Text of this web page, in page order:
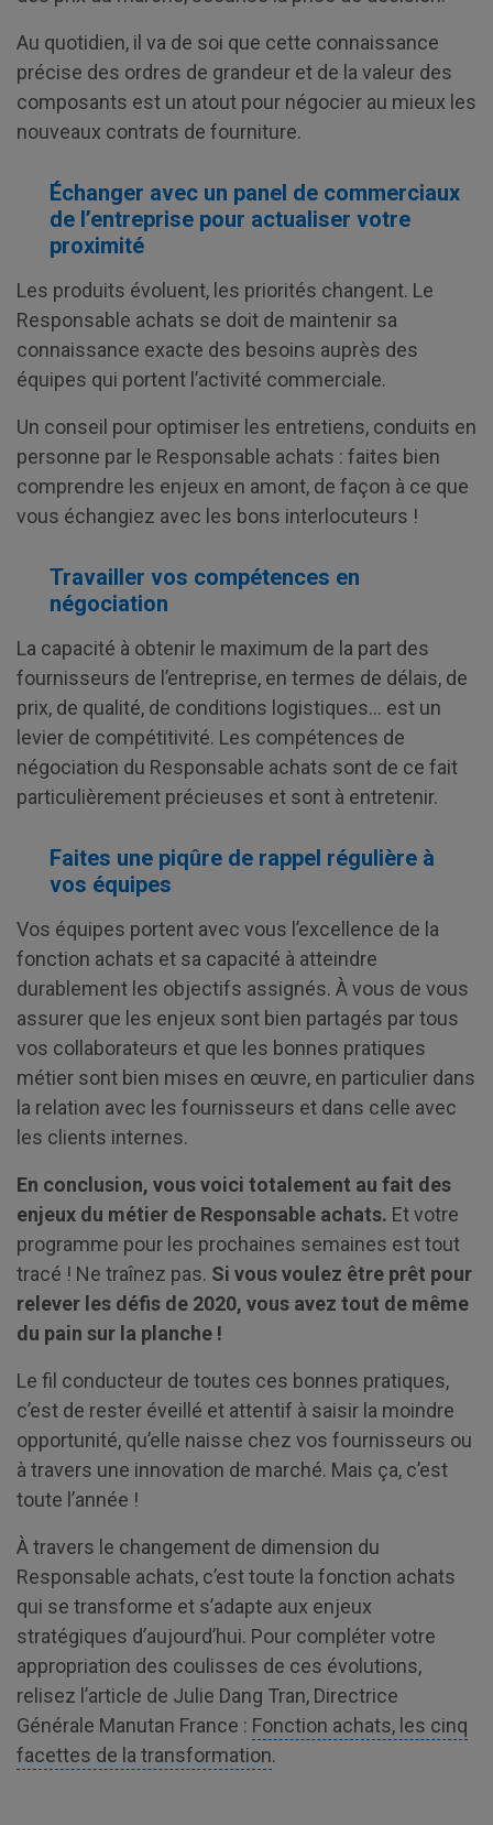
Au quotidien, il va de soi que cette connaissance
précise des ordres de grandeur et de la valeur des
composants est un atout pour négocier au mieux les
nouveaux contrats de fourniture.
Échanger avec un panel de commerciaux
de l’entreprise pour actualiser votre
proximité
Les produits évoluent, les priorités changent. Le
Responsable achats se doit de maintenir sa
connaissance exacte des besoins auprès des
équipes qui portent l’activité commerciale.
Un conseil pour optimiser les entretiens, conduits en
personne par le Responsable achats : faites bien
comprendre les enjeux en amont, de façon à ce que
vous échangiez avec les bons interlocuteurs !
Travailler vos compétences en
négociation
La capacité à obtenir le maximum de la part des
fournisseurs de l’entreprise, en termes de délais, de
prix, de qualité, de conditions logistiques… est un
levier de compétitivité. Les compétences de
négociation du Responsable achats sont de ce fait
particulièrement précieuses et sont à entretenir.
Faites une piqûre de rappel régulière à
vos équipes
Vos équipes portent avec vous l’excellence de la
fonction achats et sa capacité à atteindre
durablement les objectifs assignés. À vous de vous
assurer que les enjeux sont bien partagés par tous
vos collaborateurs et que les bonnes pratiques
métier sont bien mises en œuvre, en particulier dans
la relation avec les fournisseurs et dans celle avec
les clients internes.
En conclusion, vous voici totalement au fait des
enjeux du métier de Responsable achats. Et votre
programme pour les prochaines semaines est tout
tracé ! Ne traînez pas. Si vous voulez être prêt pour
relever les défis de 2020, vous avez tout de même
du pain sur la planche !
Le fil conducteur de toutes ces bonnes pratiques,
c’est de rester éveillé et attentif à saisir la moindre
opportunité, qu’elle naisse chez vos fournisseurs ou
à travers une innovation de marché. Mais ça, c’est
toute l’année !
À travers le changement de dimension du
Responsable achats, c’est toute la fonction achats
qui se transforme et s’adapte aux enjeux
stratégiques d’aujourd’hui. Pour compléter votre
appropriation des coulisses de ces évolutions,
relisez l’article de Julie Dang Tran, Directrice
Générale Manutan France : Fonction achats, les cinq
facettes de la transformation.